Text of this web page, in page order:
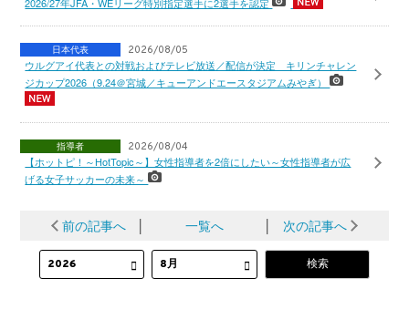
日本代表 2026/08/05
ウルグアイ代表との対戦およびテレビ放送／配信が決定 キリンチャレン
ジカップ2026（9.24＠宮城／キューアンドエースタジアムみやぎ）
指導者 2026/08/04
【ホットピ！～HotTopic～】女性指導者を2倍にしたい～女性指導者が広
げる女子サッカーの未来～
前の記事へ │ 一覧へ │ 次の記事へ